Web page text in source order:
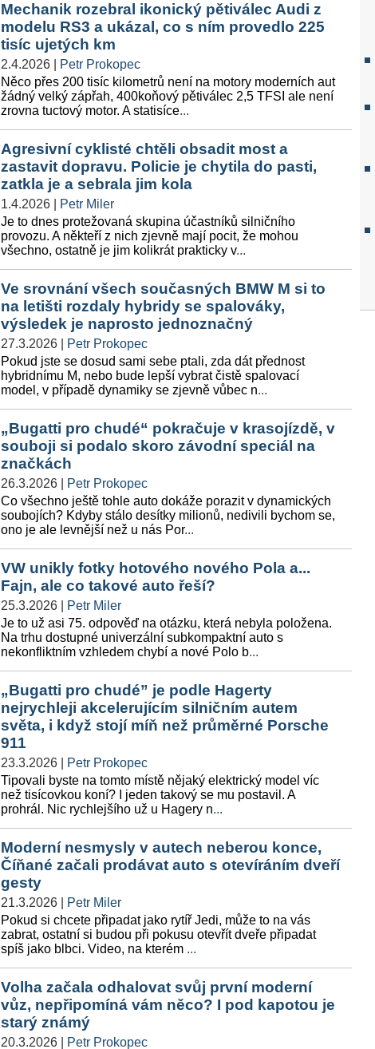
Mechanik rozebral ikonický pětiválec Audi z
modelu RS3 a ukázal, co s ním provedlo 225
tisíc ujetých km
2.4.2026
Petr Prokopec
Něco přes 200 tisíc kilometrů není na motory moderních aut
žádný velký zápřah, 400koňový pětiválec 2,5 TFSI ale není
zrovna tuctový motor. A statisíce...
Agresivní cyklisté chtěli obsadit most a
zastavit dopravu. Policie je chytila do pasti,
zatkla je a sebrala jim kola
1.4.2026
Petr Miler
Je to dnes protežovaná skupina účastníků silničního
provozu. A někteří z nich zjevně mají pocit, že mohou
všechno, ostatně je jim kolikrát prakticky v...
Ve srovnání všech současných BMW M si to
na letišti rozdaly hybridy se spalováky,
výsledek je naprosto jednoznačný
27.3.2026
Petr Prokopec
Pokud jste se dosud sami sebe ptali, zda dát přednost
hybridnímu M, nebo bude lepší vybrat čistě spalovací
model, v případě dynamiky se zjevně vůbec n...
„Bugatti pro chudé“ pokračuje v krasojízdě, v
souboji si podalo skoro závodní speciál na
značkách
26.3.2026
Petr Prokopec
Co všechno ještě tohle auto dokáže porazit v dynamických
soubojích? Kdyby stálo desítky milionů, nedivili bychom se,
ono je ale levnější než u nás Por...
VW unikly fotky hotového nového Pola a...
Fajn, ale co takové auto řeší?
25.3.2026
Petr Miler
Je to už asi 75. odpověď na otázku, která nebyla položena.
Na trhu dostupné univerzální subkompaktní auto s
nekonfliktním vzhledem chybí a nové Polo b...
„Bugatti pro chudé” je podle Hagerty
nejrychleji akcelerujícím silničním autem
světa, i když stojí míň než průměrné Porsche
911
23.3.2026
Petr Prokopec
Tipovali byste na tomto místě nějaký elektrický model víc
než tisícovkou koní? I jeden takový se mu postavil. A
prohrál. Nic rychlejšího už u Hagery n...
Moderní nesmysly v autech neberou konce,
Číňané začali prodávat auto s otevíráním dveří
gesty
21.3.2026
Petr Miler
Pokud si chcete připadat jako rytíř Jedi, může to na vás
zabrat, ostatní si budou při pokusu otevřít dveře připadat
spíš jako blbci. Video, na kterém ...
Volha začala odhalovat svůj první moderní
vůz, nepřipomíná vám něco? I pod kapotou je
starý známý
20.3.2026 Petr Prokopec